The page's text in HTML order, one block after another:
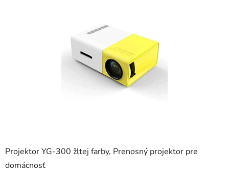
Projektor YG-300 žltej farby, Prenosný projektor pre
domácnosť